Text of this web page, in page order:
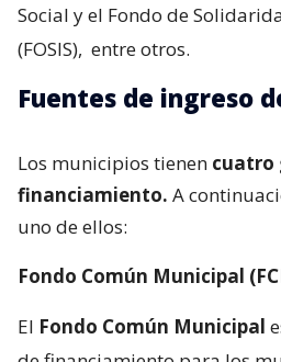
Social y el Fondo de
(FOSIS), entre otros.
Fuentes de ingreso
Los municipios tienen cuatro
financiamiento. A
uno de ellos:
Fondo Común Municipal
El Fondo Común Municipal